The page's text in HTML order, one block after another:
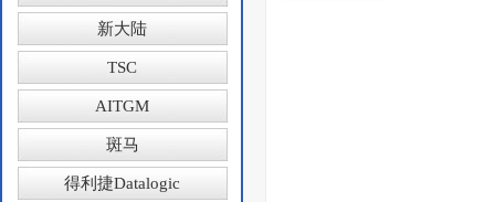
新大陆
TSC
AITGM
斑马
得利捷Datalogic